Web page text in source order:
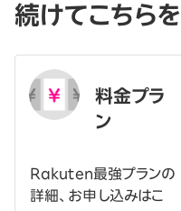
続けてこちら
料金プラ
ン
Rakuten最強プランの
詳細、お申し込みはこ